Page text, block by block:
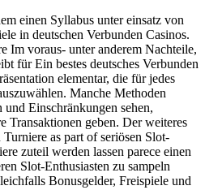
einen Syllabus unter einsatz von
in deutschen Verbunden Casinos.
Im voraus- unter anderem Nachteile,
für Ein bestes deutsches Verbunden
elementar, die für jedes
Manche Methoden
Einschränkungen sehen,
Transaktionen geben. Der weiteres
as part of seriösen Slot-
zuteil werden lassen parece einen
Slot-Enthusiasten zu sampeln
Bonusgelder, Freispiele und